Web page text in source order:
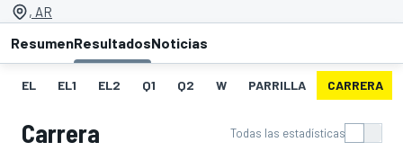
, AR
ResumenResultadosNoticias
EL EL1 EL2 Q1 Q2 W PARRILLA CARRERA
Carrera Todas las estadísticas